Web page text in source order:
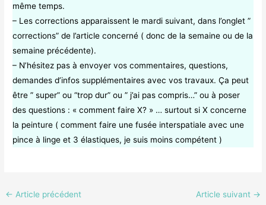
même temps.
– Les corrections apparaissent le mardi suivant, dans l’onglet ”
corrections” de l’article concerné ( donc de la semaine ou de la
semaine précédente).
– N’hésitez pas à envoyer vos commentaires, questions,
demandes d’infos supplémentaires avec vos travaux. Ça peut
être ” super” ou “trop dur” ou ” j’ai pas compris…” ou à poser
des questions : « comment faire X? » … surtout si X concerne
la peinture ( comment faire une fusée interspatiale avec une
pince à linge et 3 élastiques, je suis moins compétent )
← Article précédent Article suivant →